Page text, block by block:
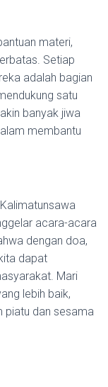
materi,
Setiap
adalah bagian
satu
banyak jiwa
membantu
acara-acara
dengan doa,
dapat
Mari
lebih baik,
piatu dan sesama